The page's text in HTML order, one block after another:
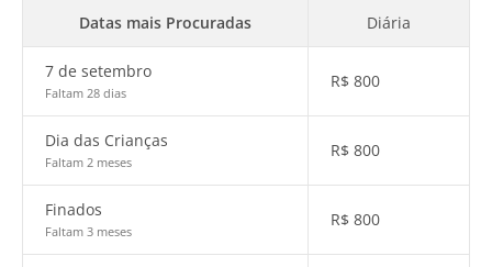
Datas mais Procuradas Diária
7 de setembro
Faltam 28 dias
R$ 800
Dia das Crianças
Faltam 2 meses
R$ 800
Finados
Faltam 3 meses
R$ 800